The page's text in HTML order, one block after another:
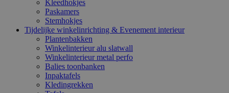
Kleedhokjes
Paskamers
Stemhokjes
Tijdelijke winkelinrichting & Evenement interieur
Plantenbakken
Winkelinterieur alu slatwall
Winkelinterieur metal perfo
Balies toonbanken
Inpaktafels
Kledingrekken